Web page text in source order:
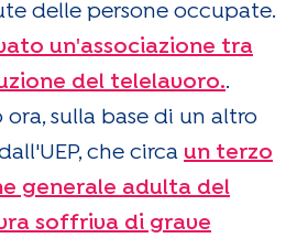
delle persone occupate.
un'associazione tra
del telelavoro..
sulla base di un altro
che circa un terzo
generale adulta del
soffriva di grave